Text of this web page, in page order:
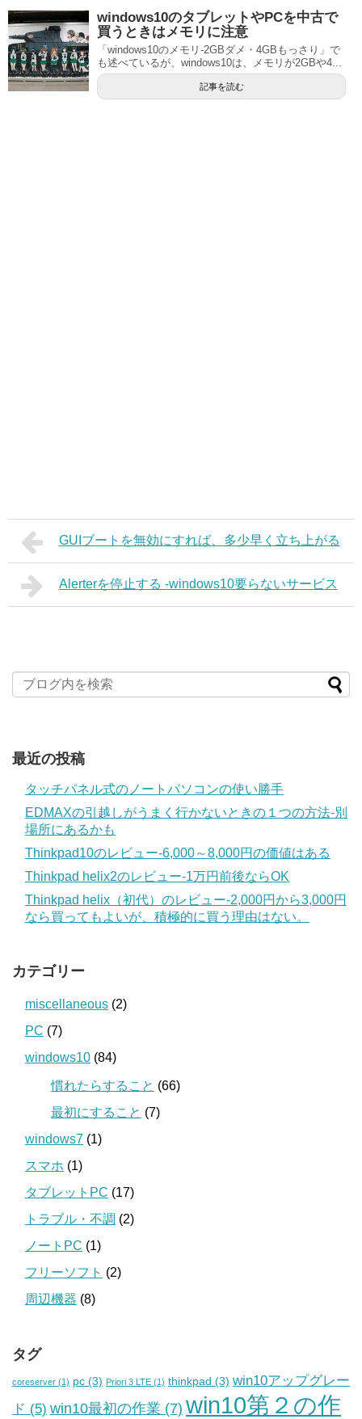
windows10のタブレットやPCを中古で
買うときはメモリに注意
「windows10のメモリ‐2GBダメ・4GBもっさり」で
も述べているが、windows10は、メモリが2GBや4...
記事を読む
GUIブートを無効にすれば、多少早く立ち上がる
Alerterを停止する ‐windows10要らないサービス
最近の投稿
タッチパネル式のノートパソコンの使い勝手
EDMAXの引越しがうまく行かないときの１つの方法‐別
場所にあるかも
Thinkpad10のレビュー‐6,000～8,000円の価値はある
Thinkpad helix2のレビュー‐1万円前後ならOK
Thinkpad helix（初代）のレビュー‐2,000円から3,000円
なら買ってもよいが、積極的に買う理由はない。
カテゴリー
miscellaneous (2)
PC (7)
windows10 (84)
慣れたらすること (66)
最初にすること (7)
windows7 (1)
スマホ (1)
タブレットPC (17)
トラブル・不調 (2)
ノートPC (1)
フリーソフト (2)
周辺機器 (8)
タグ
coreserver (1) pc (3) Priori 3 LTE (1) thinkpad (3) win10アップグレー
ド (5) win10最初の作業 (7) win10第２の作